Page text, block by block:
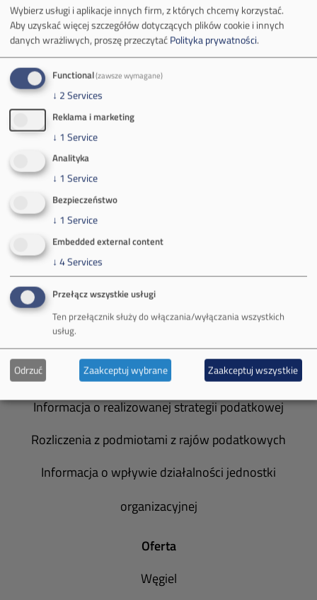
Kontakt dla mediów:
mail:
media@pkw-sa.pl
+48 32 618 56 02
(poniedziałek-piątek 7:00-15:00)
Spółka Południowy Koncern Węglowy
Zakład Górniczy Brzeszcze
Zakład Górniczy Janina
Galeria zdjęć
Informacja o realizowanej strategii podatkowej
Rozliczenia z podmiotami z rajów podatkowych
Informacja o wpływie działalności jednostki
organizacyjnej
Oferta
Węgiel
Wybierz usługi i aplikacje innych firm, z których chcemy korzystać.
Aby uzyskać więcej szczegółów dotyczących plików cookie i innych
danych wrażliwych, proszę przeczytaćPolityka prywatności.
Functional(zawsze wymagane)
↓ 2Services
Reklama i marketing
↓ 1 Service
Analityka
↓ 1 Service
Bezpieczeństwo
↓ 1 Service
Embedded external content
↓ 4Services
Przełącz wszystkie usługi
Ten przełącznik służy do włączania/wyłączania wszystkich
usług.
Odrzuć Zaakceptuj wybrane Zaakceptuj wszystkie